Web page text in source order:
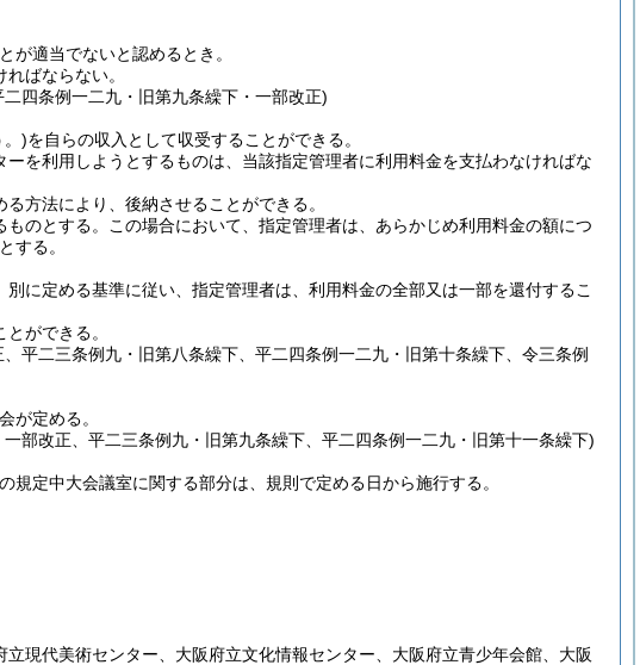
が適当でないと認めるとき。
ばならない。
四条例一二九・旧第九条繰下・一部改正)
。)を自らの収入として収受することができる。
を利用しようとするものは、当該指定管理者に利用料金を支払わなければな
方法により、後納させることができる。
のとする。
この場合において、指定管理者は、あらかじめ利用料金の額につ
する。
別に定める基準に従い、指定管理者は、利用料金の全部又は一部を還付するこ
ができる。
平二三条例九・旧第八条繰下、平二四条例一二九・旧第十条繰下、令三条例
が定める。
部改正、平二三条例九・旧第九条繰下、平二四条例一二九・旧第十一条繰下)
規定中大会議室に関する部分は、規則で定める日から施行する。
現代美術センター、大阪府立文化情報センター、大阪府立青少年会館、大阪